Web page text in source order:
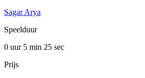
Sagar Arya
Speelduur
0 uur 5 min 25 sec
Prijs